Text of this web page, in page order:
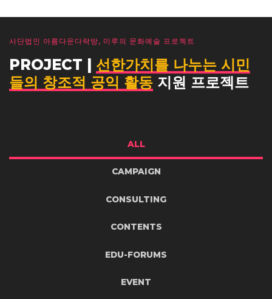
사단법인 아름다운다락방, 미루의 문화예술 프로젝트
PROJECT | 선한가치를 나누는 시민
들의 창조적 공익 활동 지원 프로젝트
ALL
CAMPAIGN
CONSULTING
CONTENTS
EDU-FORUMS
EVENT